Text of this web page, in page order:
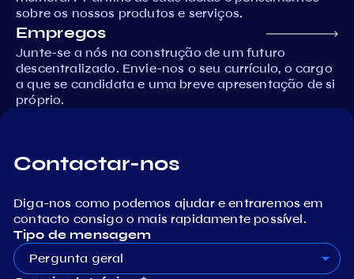
sobre os nossos produtos e serviços.
Empregos
Junte-se a nós na construção de um futuro
descentralizado. Envie-nos o seu currículo, o cargo
a que se candidata e uma breve apresentação de si
próprio.
Contactar-nos
Diga-nos como podemos ajudar e entraremos em
contacto consigo o mais rapidamente possível.
Tipo de mensagem
Pergunta geral